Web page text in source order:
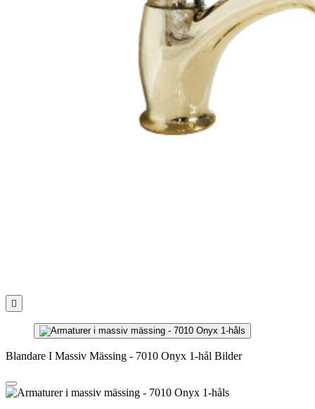

Blandare I Massiv Mässing - 7010 Onyx 1-hål Bilder